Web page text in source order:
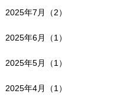
2025年7月（2）
2025年6月（1）
2025年5月（1）
2025年4月（1）